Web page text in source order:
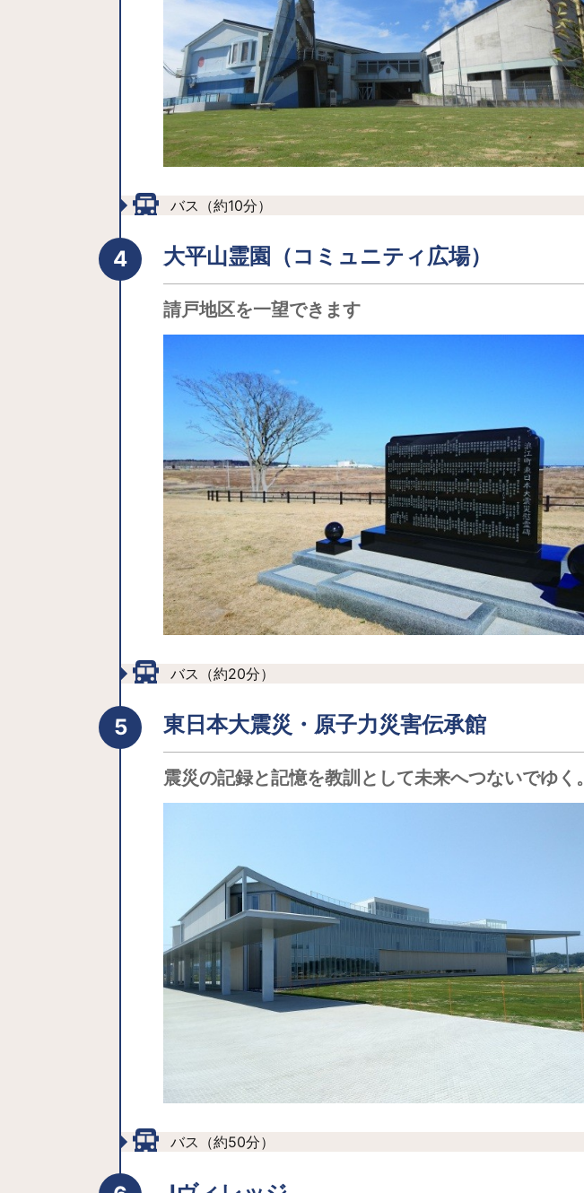
バス（約10分）
大平山霊園（コミュニティ広場）
請戸地区を一望できます
バス（約20分）
東日本大震災・原子力災害伝承館
震災の記録と記憶を教訓として未来へつないでゆく。
バス（約50分）